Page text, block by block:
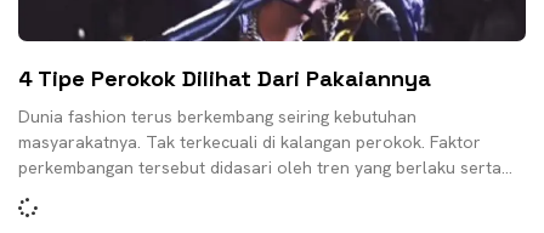
4 Tipe Perokok Dilihat Dari Pakaiannya
Dunia fashion terus berkembang seiring kebutuhan
masyarakatnya. Tak terkecuali di kalangan perokok. Faktor
perkembangan tersebut didasari oleh tren yang berlaku serta
utilitas yang bersesuai dengan